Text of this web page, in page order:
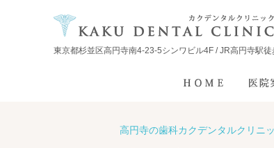
東京都杉並区高円寺南4-23-5シンワビル4F / JR高円寺駅徒
高円寺の歯科カクデンタルクリニ